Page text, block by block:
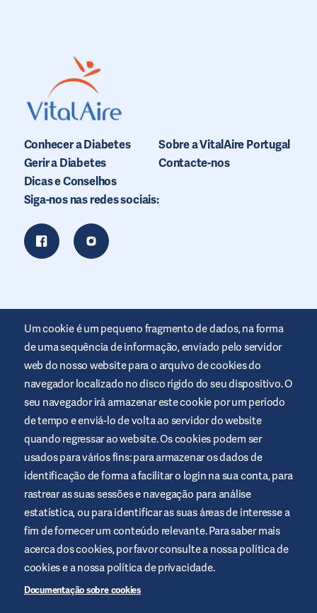
Conhecer a Diabetes
Gerir a Diabetes
Dicas e Conselhos
Sobre a VitalAire Portugal
Contacte-nos
Siga-nos nas redes sociais:
Este website é disponibilizado pela Air Liquide Healthcare para
informar e ajudar as pessoas com diabetes. O seu intuito é
meramente informativo e não substitui as recomendações
médicas. Consulte sempre o seu profissional de saúde.
Termos e condições do website
Política de privacidade
Cookies
Aviso Legal
Mapa do site
Gerir cookies
Um cookie é um pequeno fragmento de dados, na forma
de uma sequência de informação, enviado pelo servidor
web do nosso website para o arquivo de cookies do
navegador localizado no disco rígido do seu dispositivo. O
seu navegador irá armazenar este cookie por um período
de tempo e enviá-lo de volta ao servidor do website
quando regressar ao website. Os cookies podem ser
usados para vários fins: para armazenar os dados de
identificação de forma a facilitar o login na sua conta, para
rastrear as suas sessões e navegação para análise
estatística, ou para identificar as suas áreas de interesse a
fim de fornecer um conteúdo relevante. Para saber mais
acerca dos cookies, por favor consulte a nossa política de
cookies e a nossa política de privacidade.
Documentação sobre cookies